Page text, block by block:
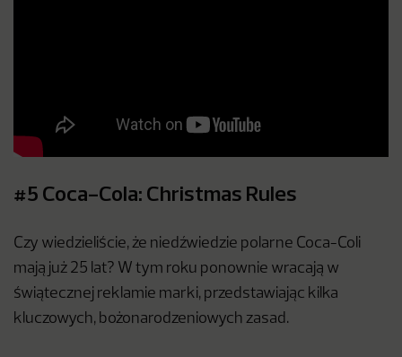
#5 Coca-Cola: Christmas Rules
Czy wiedzieliście, że niedźwiedzie polarne Coca-Coli
mają już 25 lat? W tym roku ponownie wracają w
świątecznej reklamie marki, przedstawiając kilka
kluczowych, bożonarodzeniowych zasad.